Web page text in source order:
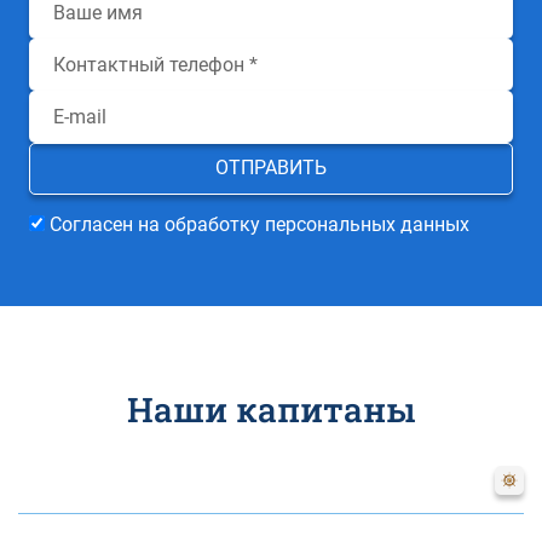
Согласен на обработку персональных данных
Наши капитаны